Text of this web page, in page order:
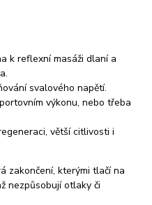
k reflexní masáži dlaní a
svalového napětí.
výkonu, nebo třeba
větší citlivosti i
zakončení, kterými tlačí na
nezpůsobují otlaky či